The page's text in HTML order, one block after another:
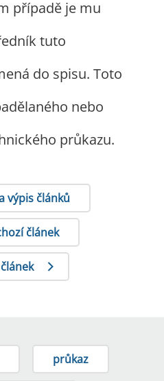
případě je mu
tuto
do spisu. Toto
nebo
průkazu.
výpis článků
článek
průkaz